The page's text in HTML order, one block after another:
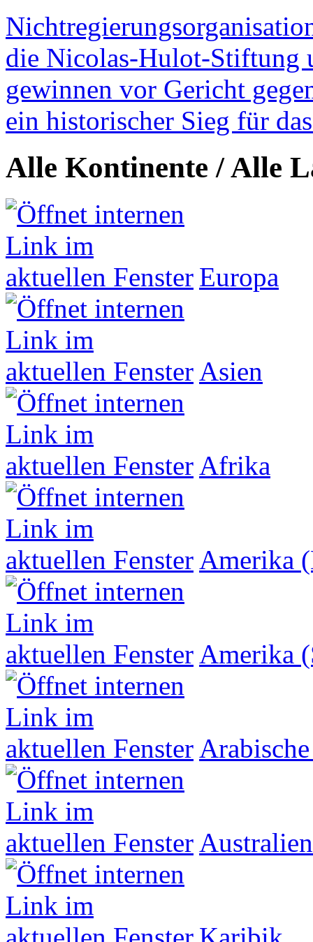
die Nicolas-Hulot-Stiftung
gewinnen vor Gericht
ein historischer Sieg für
Alle Kontinente / Alle
Europa
Asien
Afrika
Amerika
Amerika
Australien